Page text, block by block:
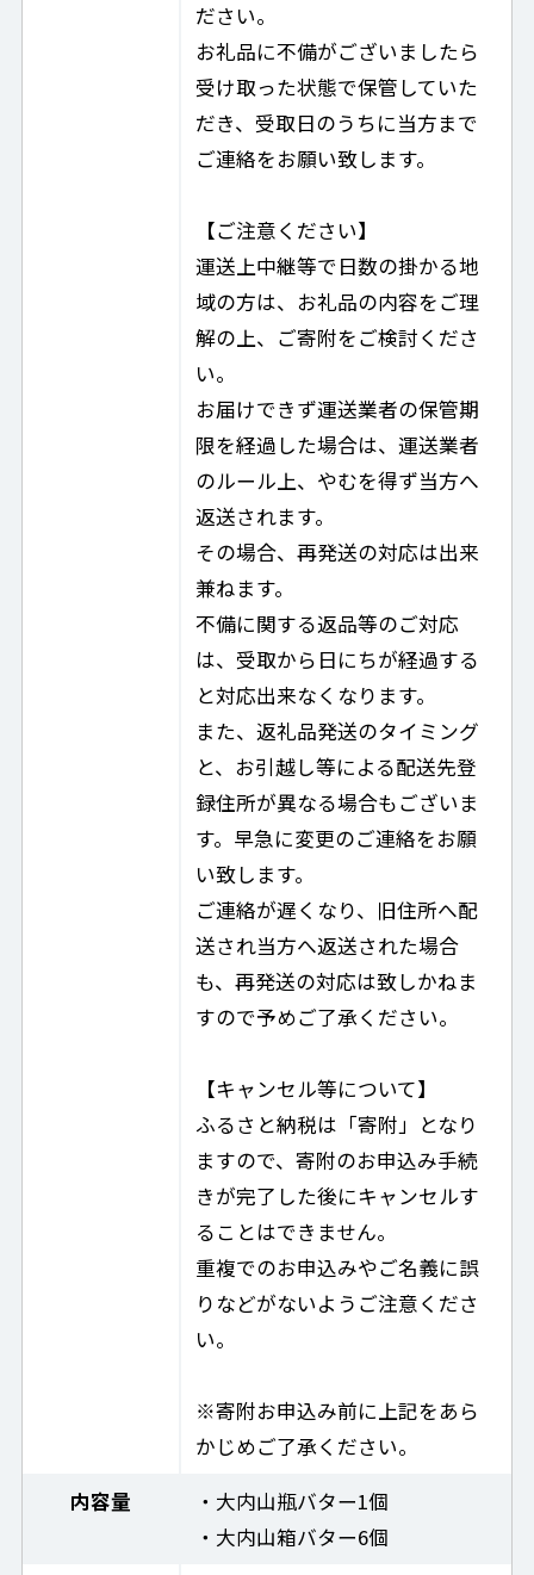
ださい。
お礼品に不備がございましたら
受け取った状態で保管していた
だき、受取日のうちに当方まで
ご連絡をお願い致します。
【ご注意ください】
運送上中継等で日数の掛かる地
域の方は、お礼品の内容をご理
解の上、ご寄附をご検討くださ
い。
お届けできず運送業者の保管期
限を経過した場合は、運送業者
のルール上、やむを得ず当方へ
返送されます。
その場合、再発送の対応は出来
兼ねます。
不備に関する返品等のご対応
は、受取から日にちが経過する
と対応出来なくなります。
また、返礼品発送のタイミング
と、お引越し等による配送先登
録住所が異なる場合もございま
す。早急に変更のご連絡をお願
い致します。
ご連絡が遅くなり、旧住所へ配
送され当方へ返送された場合
も、再発送の対応は致しかねま
すので予めご了承ください。
【キャンセル等について】
ふるさと納税は「寄附」となり
ますので、寄附のお申込み手続
きが完了した後にキャンセルす
ることはできません。
重複でのお申込みやご名義に誤
りなどがないようご注意くださ
い。
※寄附お申込み前に上記をあら
かじめご了承ください。
内容量
・大内山瓶バター1個
・大内山箱バター6個